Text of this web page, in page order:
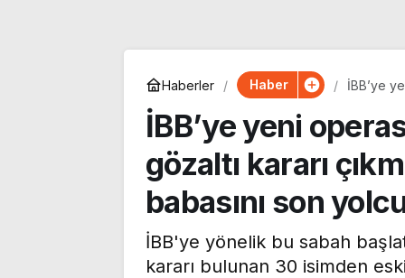
Haberler Haber
İBB’ye
İBB’ye yeni
gözaltı kararı
babasını son
İBB'ye yönelik bu sabah
kararı bulunan 30 isimden